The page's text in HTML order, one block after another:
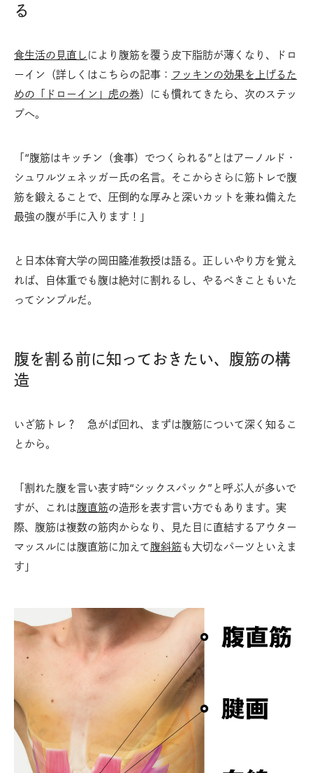
る
食生活の見直し により腹筋を覆う皮下脂肪が薄くなり、ドロ
ーイン（詳しくはこちらの記事： フッキンの効果を上げるた
めの「ドローイン」虎の巻）にも慣れてきたら、次のステッ
プへ。
「“腹筋はキッチン（食事）でつくられる”とはアーノルド・
シュワルツェネッガー氏の名言。そこからさらに筋トレで腹
筋を鍛えることで、圧倒的な厚みと深いカットを兼ね備えた
最強の腹が手に入ります！」
と日本体育大学の岡田隆准教授は語る。正しいやり方を覚え
れば、自体重でも腹は絶対に割れるし、やるべきこともいた
ってシンプルだ。
腹を割る前に知っておきたい、腹筋の構
造
いざ筋トレ？ 急がば回れ、まずは腹筋について深く知るこ
とから。
「割れた腹を言い表す時“シックスパック”と呼ぶ人が多いで
すが、これは腹直筋の造形を表す言い方でもあります。実
際、腹筋は複数の筋肉からなり、見た目に直結するアウター
マッスルには腹直筋に加えて腹斜筋も大切なパーツといえま
す」